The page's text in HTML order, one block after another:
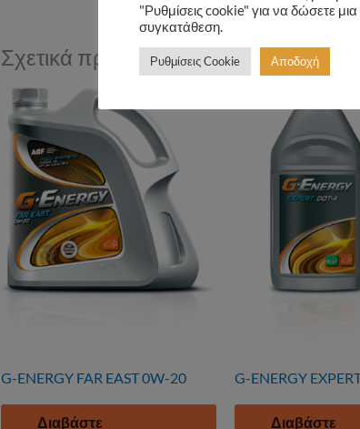
Σχετικά προϊόντα
G-ENERGY FAR EAST 0W-20
Διαβάστε
G-ENERGY
Διαβάστε
"Ρυθμίσεις cookie" για να δώσετε
συγκατάθεση.
Ρυθμίσεις Cookie Αποδοχή